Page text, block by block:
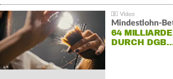
Mindestlohn-
64
DURCH